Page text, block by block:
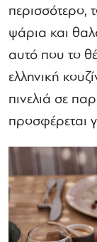
περισσότερο,
ψάρια και
αυτό που το
ελληνική
πινελιά σε
προσφέρεται